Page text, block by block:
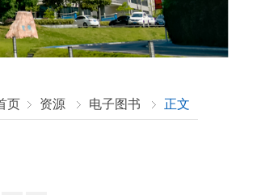
页 资源 电子图书 正文